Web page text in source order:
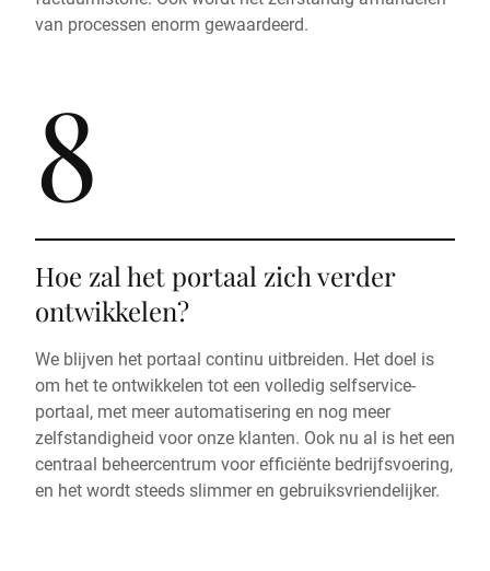
van processen enorm gewaardeerd.
8
Hoe zal het portaal zich verder
ontwikkelen?
We blijven het portaal continu uitbreiden. Het doel is
om het te ontwikkelen tot een volledig selfservice-
portaal, met meer automatisering en nog meer
zelfstandigheid voor onze klanten. Ook nu al is het een
centraal beheercentrum voor efficiënte bedrijfsvoering,
en het wordt steeds slimmer en gebruiksvriendelijker.